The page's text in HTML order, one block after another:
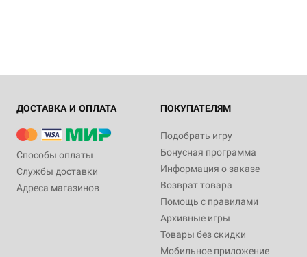
ДОСТАВКА И ОПЛАТА
Способы оплаты
Службы доставки
Адреса магазинов
ПОКУПАТЕЛЯМ
Подобрать игру
Бонусная программа
Информация о заказе
Возврат товара
Помощь с правилами
Архивные игры
Товары без скидки
Мобильное приложение